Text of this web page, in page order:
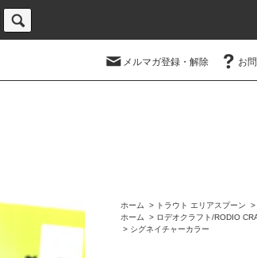
メルマガ登録・解除 お
ホーム > トラウト エリアスプーン >
ホーム
> ロデオクラフト/RODIO
> シグネイチャーカラー